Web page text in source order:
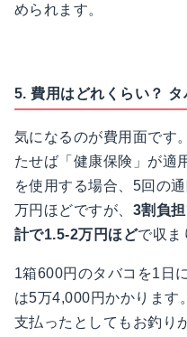
められます。
5. 費用はどれくらい？
気になるのが費用面です
たせば「健康保険」が適
を使用する場合、5回の
万円ほどですが、 3割負
計で1.5-2万円ほどで収ま
1箱600円のタバコを1日
は5万4,000円かかります
支払ったとしてもお釣り